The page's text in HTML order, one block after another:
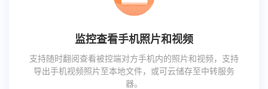
监控查看手机照片和视频
支持随时翻阅查看被控端对方手机内的照片和视频，支持
导出手机视频照片至本地文件，或可云储存至中转服务
器。